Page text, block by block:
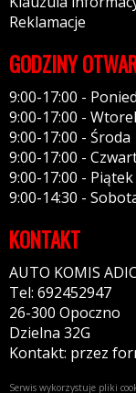
Reklamacje
GODZINY
9:00-17:00 -
9:00-17:00 -
9:00-17:00 - Środa
9:00-17:00 -
9:00-17:00 - Piątek
9:00-14:30 -
KONTAKT
AUTO KOMIS
Tel: 692452947
26-300 Opoczno
Dzielna 32G
Kontakt: przez
Serwis wykorzystuje pliki